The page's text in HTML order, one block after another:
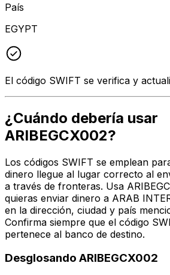
País
EGYPT
El código SWIFT se verifica y
¿Cuándo debería usar
ARIBEGCX002?
Los códigos SWIFT se emplean
dinero llegue al lugar correcto al
a través de fronteras. Usa
quieras enviar dinero a ARAB
en la dirección, ciudad y país
Confirma siempre que el código
pertenece al banco de destino.
Desglosando ARIBEGCX002